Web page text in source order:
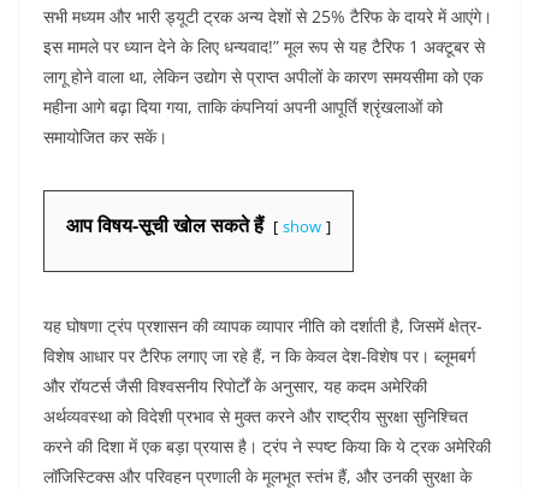
सभी मध्यम और भारी ड्यूटी ट्रक अन्य देशों से 25% टैरिफ के दायरे में आएंगे।
इस मामले पर ध्यान देने के लिए धन्यवाद!” मूल रूप से यह टैरिफ 1 अक्टूबर से
लागू होने वाला था, लेकिन उद्योग से प्राप्त अपीलों के कारण समयसीमा को एक
महीना आगे बढ़ा दिया गया, ताकि कंपनियां अपनी आपूर्ति श्रृंखलाओं को
समायोजित कर सकें।
आप विषय-सूची खोल सकते हैं show
यह घोषणा ट्रंप प्रशासन की व्यापक व्यापार नीति को दर्शाती है, जिसमें क्षेत्र-
विशेष आधार पर टैरिफ लगाए जा रहे हैं, न कि केवल देश-विशेष पर। ब्लूमबर्ग
और रॉयटर्स जैसी विश्वसनीय रिपोर्टों के अनुसार, यह कदम अमेरिकी
अर्थव्यवस्था को विदेशी प्रभाव से मुक्त करने और राष्ट्रीय सुरक्षा सुनिश्चित
करने की दिशा में एक बड़ा प्रयास है। ट्रंप ने स्पष्ट किया कि ये ट्रक अमेरिकी
लॉजिस्टिक्स और परिवहन प्रणाली के मूलभूत स्तंभ हैं, और उनकी सुरक्षा के